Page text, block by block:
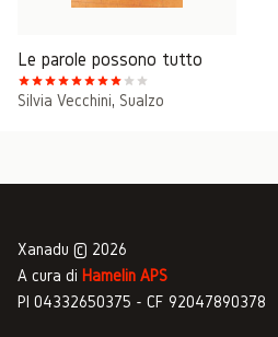
Le parole possono tutto
Silvia Vecchini, Sualzo
Xanadu © 2026
A cura di Hamelin APS
PI 04332650375 - CF 92047890378